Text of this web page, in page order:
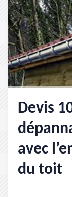
Devis
avec
du toit